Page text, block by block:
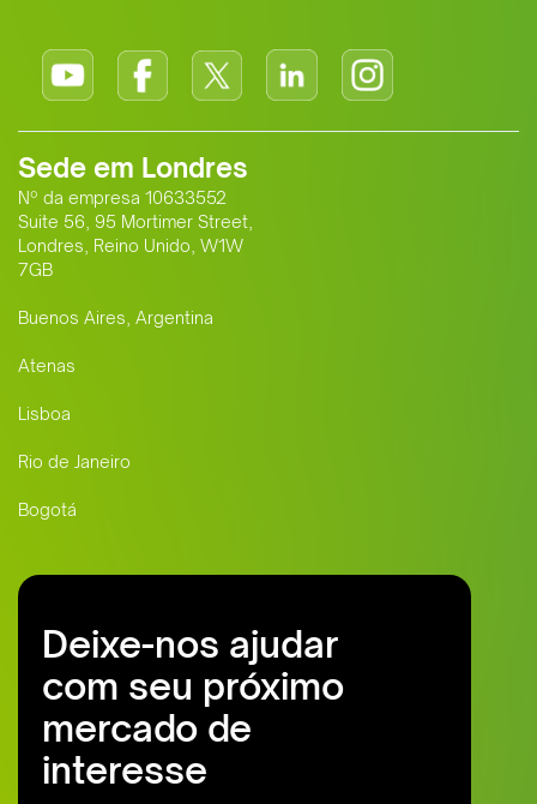
Sede em Londres
Nº da empresa 10633552
Suite 56, 95 Mortimer Street,
Londres, Reino Unido, W1W
7GB
Buenos Aires, Argentina
Atenas
Lisboa
Rio de Janeiro
Bogotá
Deixe-nos ajudar
com seu próximo
mercado de
interesse